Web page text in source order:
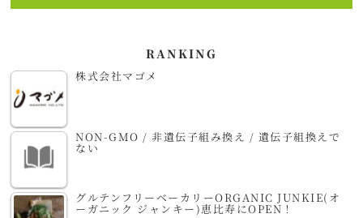
RANKING
株式会社マゴメ
NON-GMO / 非遺伝子組み換え / 遺伝子組換えで
ない
グルテンフリーベーカリーORGANIC JUNKIE(オ
ーガニック ジャンキー)恵比寿にOPEN！